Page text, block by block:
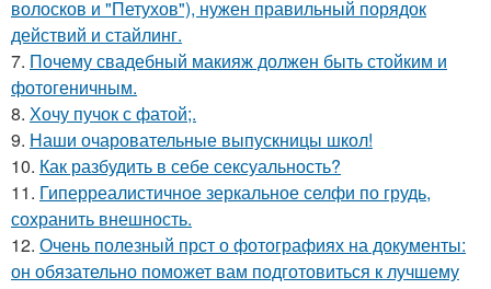
волосков и "Петухов"), нужен правильный порядок
действий и стайлинг.
7. Почему свадебный макияж должен быть стойким и
фотогеничным.
8. Хочу пучок с фатой;.
9. Наши очаровательные выпускницы школ!
10. Как разбудить в себе сексуальность?
11. Гиперреалистичное зеркальное селфи по грудь,
сохранить внешность.
12. Очень полезный прст о фотографиях на документы:
он обязательно поможет вам подготовиться к лучшему